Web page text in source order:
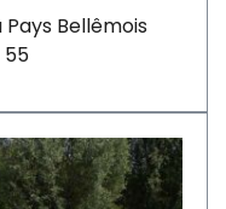
Bellêmois
55